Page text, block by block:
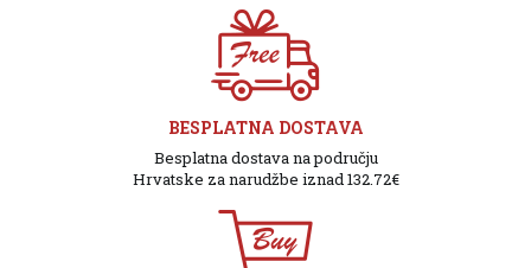
BESPLATNA DOSTAVA
Besplatna dostava na području
Hrvatske za narudžbe iznad 132.72€